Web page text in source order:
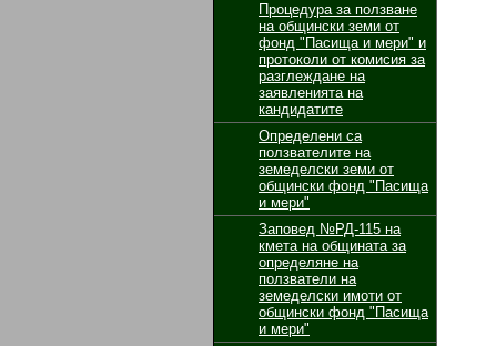
Процедура за ползване
на общински земи от
фонд "Пасища и мери" и
протоколи от комисия за
разглеждане на
заявленията на
кандидатите
Определени са
ползвателите на
земеделски земи от
общински фонд "Пасища
и мери"
Заповед №РД-115 на
кмета на общината за
определяне на
ползватели на
земеделски имоти от
общински фонд "Пасища
и мери"